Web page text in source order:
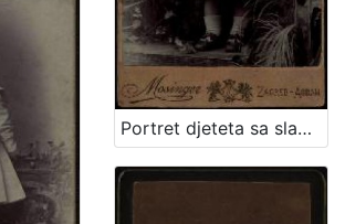
Portret djeteta sa slamnatim šeširom / Mosinger ; [izradio] Artistički zavod Mosinger